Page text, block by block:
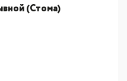
(Стома)